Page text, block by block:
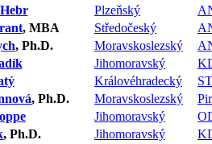
Plzeňský
, MBA Středočeský
, Ph.D. Moravskoslezský
Jihomoravský
Královéhradecký
, Ph.D. Moravskoslezský
Jihomoravský
, Ph.D. Jihomoravský